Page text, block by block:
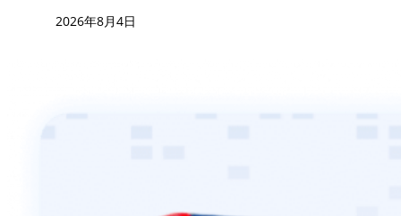
2026年8月4日